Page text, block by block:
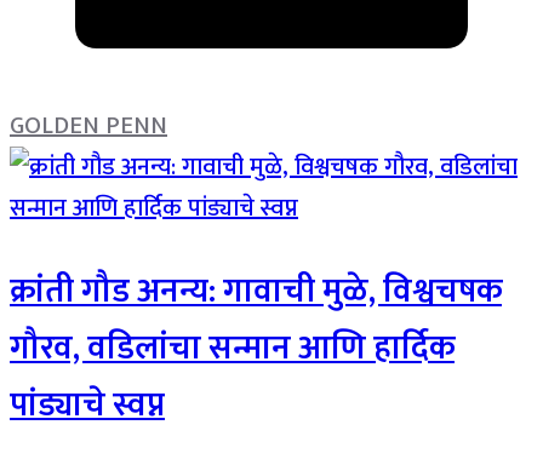
GOLDEN PENN
क्रांती गौड अनन्य: गावाची मुळे, विश्वचषक
गौरव, वडिलांचा सन्मान आणि हार्दिक
पांड्याचे स्वप्न